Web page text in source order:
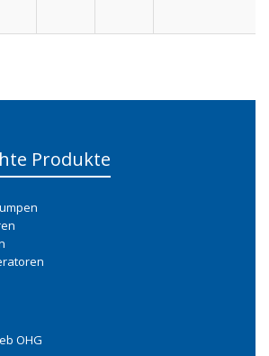
Produkte
OHG